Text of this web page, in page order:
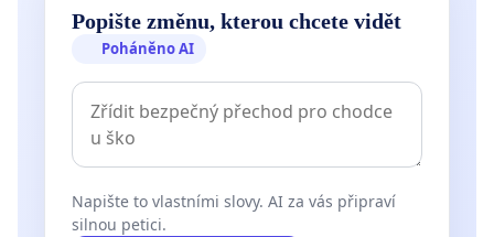
Popište změnu, kterou chcete vidět
Poháněno AI
Napište to vlastními slovy. AI za vás připraví
silnou petici.